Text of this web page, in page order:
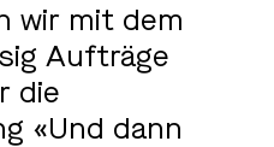
wir mit dem
Aufträge
die
«Und dann